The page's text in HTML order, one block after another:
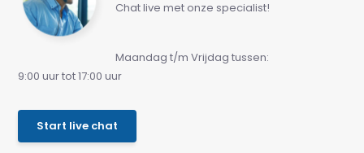
Chat live met onze specialist!
Maandag t/m Vrijdag tussen:
9:00 uur tot 17:00 uur
Start live chat